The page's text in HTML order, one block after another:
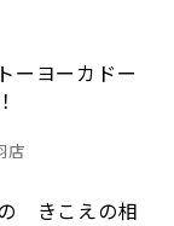
ーヨーカドー
店
きこえの相